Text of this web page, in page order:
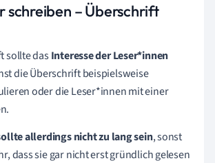
schreiben – Überschrift
sollte dasInteresse der Leser*innen
die Überschrift beispielsweise
oder die Leser*innen mit einer
allerdings nicht zu lang sein, sonst
dass sie gar nicht erst gründlich gelesen